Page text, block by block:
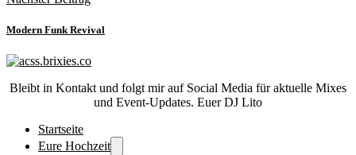
Modern Funk Revival
Bleibt in Kontakt und folgt mir auf Social Media für aktuelle Mixes
und Event-Updates. Euer DJ Lito
Startseite
Eure Hochzeit